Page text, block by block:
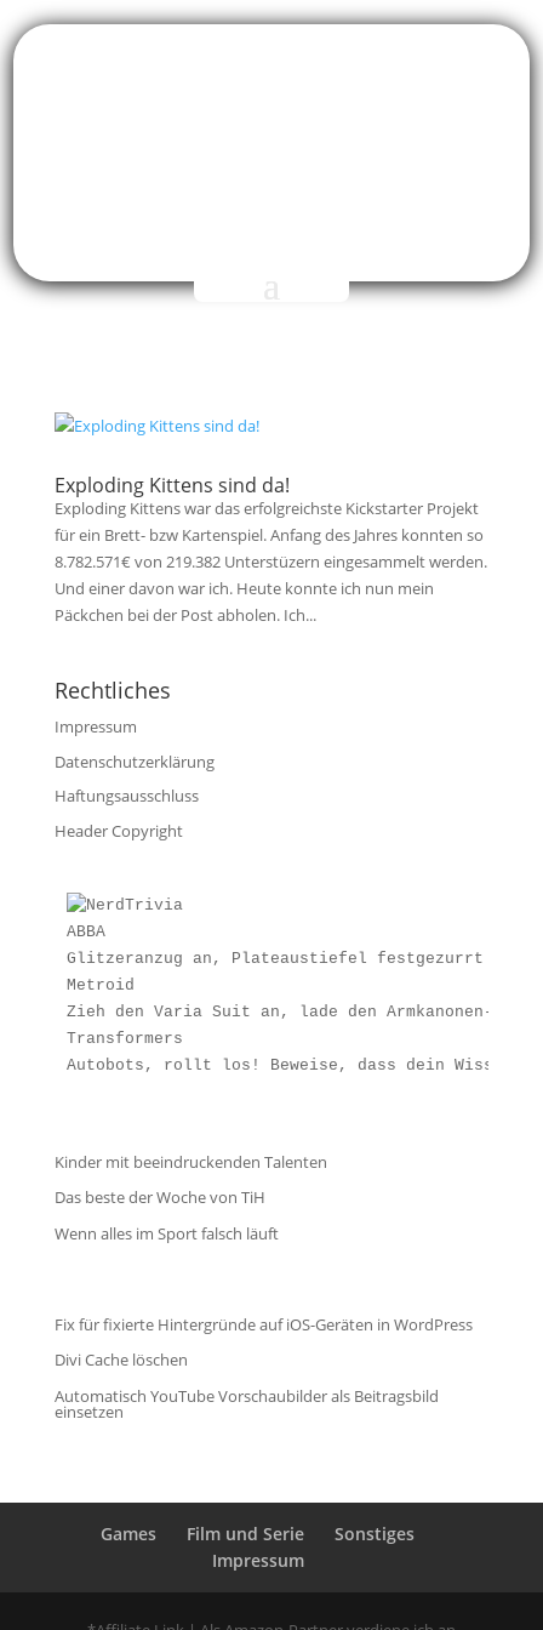
Exploding Kittens sind da!
Exploding Kittens war das erfolgreichste Kickstarter Projekt
für ein Brett- bzw Kartenspiel. Anfang des Jahres konnten so
8.782.571€ von 219.382 Unterstüzern eingesammelt werden.
Und einer davon war ich. Heute konnte ich nun mein
Päckchen bei der Post abholen. Ich...
Rechtliches
Impressum
Datenschutzerklärung
Haftungsausschluss
Header Copyright
ABBA
Glitzeranzug an, Plateaustiefel festgezurrt und
Metroid
Zieh den Varia Suit an, lade den Armkanonen-
Transformers
Autobots, rollt los! Beweise, dass dein Wissen
Kinder mit beeindruckenden Talenten
Das beste der Woche von TiH
Wenn alles im Sport falsch läuft
Fix für fixierte Hintergründe auf iOS-Geräten in WordPress
Divi Cache löschen
Automatisch YouTube Vorschaubilder als Beitragsbild
einsetzen
Games Film und Serie
Sonstiges
Impressum